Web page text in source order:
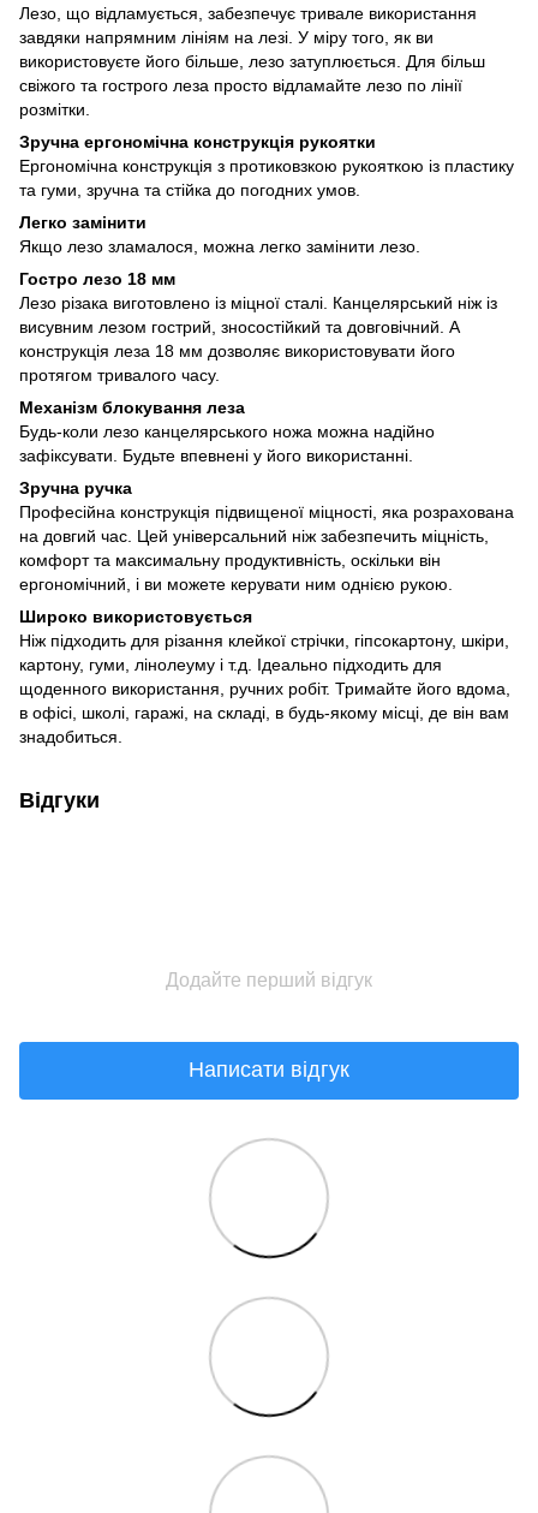
Лезо, що відламується, забезпечує тривале використання
завдяки напрямним лініям на лезі. У міру того, як ви
використовуєте його більше, лезо затуплюється. Для більш
свіжого та гострого леза просто відламайте лезо по лінії
розмітки.
Зручна ергономічна конструкція рукоятки
Ергономічна конструкція з протиковзкою рукояткою із пластику
та гуми, зручна та стійка до погодних умов.
Легко замінити
Якщо лезо зламалося, можна легко замінити лезо.
Гостро лезо 18 мм
Лезо різака виготовлено із міцної сталі. Канцелярський ніж із
висувним лезом гострий, зносостійкий та довговічний. А
конструкція леза 18 мм дозволяє використовувати його
протягом тривалого часу.
Механізм блокування леза
Будь-коли лезо канцелярського ножа можна надійно
зафіксувати. Будьте впевнені у його використанні.
Зручна ручка
Професійна конструкція підвищеної міцності, яка розрахована
на довгий час. Цей універсальний ніж забезпечить міцність,
комфорт та максимальну продуктивність, оскільки він
ергономічний, і ви можете керувати ним однією рукою.
Широко використовується
Ніж підходить для різання клейкої стрічки, гіпсокартону, шкіри,
картону, гуми, лінолеуму і т.д. Ідеально підходить для
щоденного використання, ручних робіт. Тримайте його вдома,
в офісі, школі, гаражі, на складі, в будь-якому місці, де він вам
знадобиться.
Відгуки
Додайте перший відгук
Написати відгук